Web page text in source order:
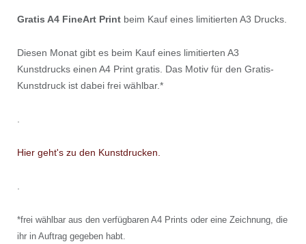
Gratis A4 FineArt Printbeim Kauf eines limitierten A3 Drucks.
Diesen Monat gibt es beim Kauf eines limitierten A3
Kunstdrucks einen A4 Print gratis. Das Motiv für den Gratis-
Kunstdruck ist dabei frei wählbar.*
.
Hier geht's zu den Kunstdrucken.
.
*frei wählbar aus den verfügbaren A4 Prints oder eine Zeichnung, die
ihr in Auftrag gegeben habt.